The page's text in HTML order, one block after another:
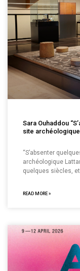
Sara Ouhaddou
site
“S’absenter
archéologique
quelques siècles, et
READ MORE »